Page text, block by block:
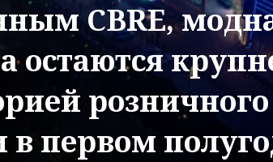
CBRE,
остаются
первом